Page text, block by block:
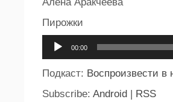
Пирожки
00:00
Подкаст: Воспроизвести в
Subscribe: Android | RSS